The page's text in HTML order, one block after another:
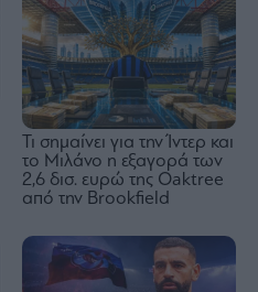
Τι σημαίνει για την Ίντερ και
το Μιλάνο η εξαγορά των
2,6 δισ. ευρώ της Oaktree
από την Brookfield